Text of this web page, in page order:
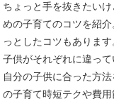
ちょっと手を抜きたい
めの子育てのコツを紹
っとしたコツもあります
子供がそれぞれに違っ
自分の子供に合った方
の子育て時短テクや費